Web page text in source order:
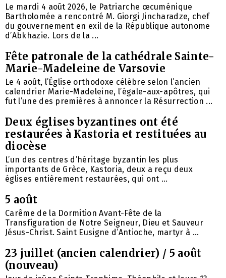
Le mardi 4 août 2026, le Patriarche œcuménique
Bartholomée a rencontré M. Giorgi Jincharadze, chef
du gouvernement en exil de la République autonome
d’Abkhazie. Lors de la ...
Fête patronale de la cathédrale Sainte-
Marie-Madeleine de Varsovie
Le 4 août, l’Église orthodoxe célèbre selon l’ancien
calendrier Marie-Madeleine, l’égale-aux-apôtres, qui
fut l’une des premières à annoncer la Résurrection ...
Deux églises byzantines ont été
restaurées à Kastoria et restituées au
diocèse
L’un des centres d’héritage byzantin les plus
importants de Grèce, Kastoria, deux a reçu deux
églises entièrement restaurées, qui ont ...
5 août
Carême de la Dormition Avant-Fête de la
Transfiguration de Notre Seigneur, Dieu et Sauveur
Jésus-Christ. Saint Eusigne d’Antioche, martyr à ...
23 juillet (ancien calendrier) / 5 août
(nouveau)